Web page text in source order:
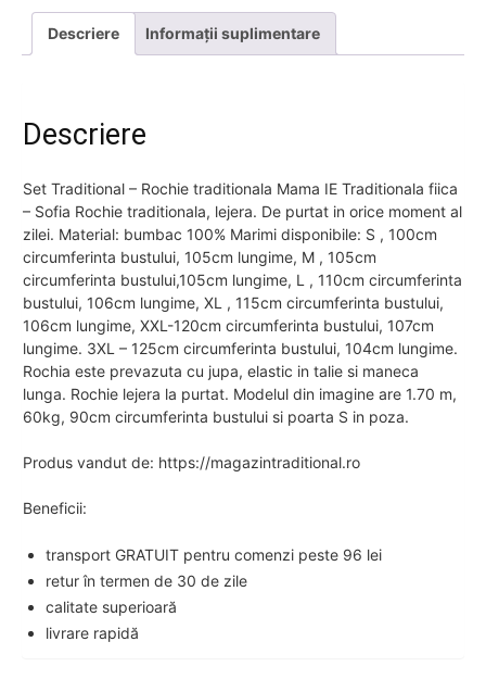
Descriere Informații suplimentare
Descriere
Set Traditional – Rochie traditionala Mama IE Traditionala fiica
– Sofia Rochie traditionala, lejera. De purtat in orice moment al
zilei. Material: bumbac 100% Marimi disponibile: S , 100cm
circumferinta bustului, 105cm lungime, M , 105cm
circumferinta bustului,105cm lungime, L , 110cm circumferinta
bustului, 106cm lungime, XL , 115cm circumferinta bustului,
106cm lungime, XXL-120cm circumferinta bustului, 107cm
lungime. 3XL – 125cm circumferinta bustului, 104cm lungime.
Rochia este prevazuta cu jupa, elastic in talie si maneca
lunga. Rochie lejera la purtat. Modelul din imagine are 1.70 m,
60kg, 90cm circumferinta bustului si poarta S in poza.
Produs vandut de: https://magazintraditional.ro
Beneficii:
transport GRATUIT pentru comenzi peste 96 lei
retur în termen de 30 de zile
calitate superioară
livrare rapidă